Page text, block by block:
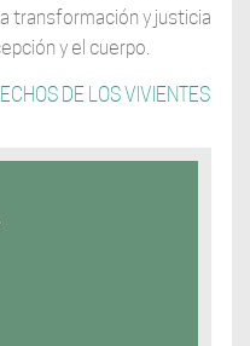
transformación y justicia
y el cuerpo.
DE LOS VIVIENTES